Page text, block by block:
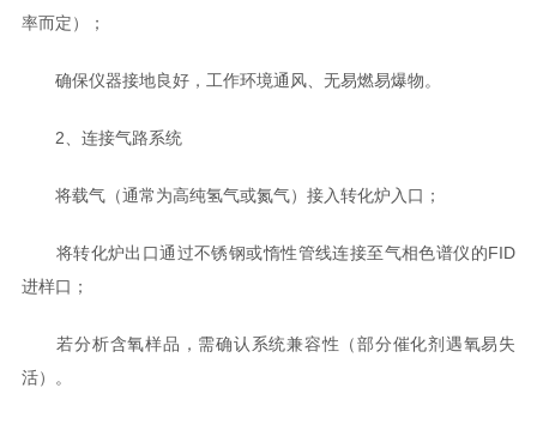
率而定）；
确保仪器接地良好，工作环境通风、无易燃易爆物。
2、连接气路系统
将载气（通常为高纯氢气或氮气）接入转化炉入口；
将转化炉出口通过不锈钢或惰性管线连接至气相色谱仪的FID
进样口；
若分析含氧样品，需确认系统兼容性（部分催化剂遇氧易失
活）。